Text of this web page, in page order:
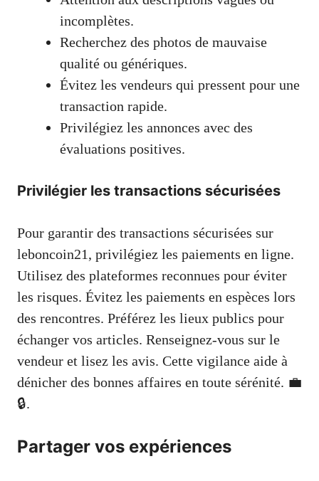
incomplètes.
Recherchez des photos de mauvaise
qualité ou génériques.
Évitez les vendeurs qui pressent pour une
transaction rapide.
Privilégiez les annonces avec des
évaluations positives.
Privilégier les transactions sécurisées
Pour garantir des transactions sécurisées sur
leboncoin21, privilégiez les paiements en ligne.
Utilisez des plateformes reconnues pour éviter
les risques. Évitez les paiements en espèces lors
des rencontres. Préférez les lieux publics pour
échanger vos articles. Renseignez-vous sur le
vendeur et lisez les avis. Cette vigilance aide à
dénicher des bonnes affaires en toute sérénité. 💼
🔒.
Partager vos expériences